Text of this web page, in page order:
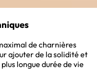
de charnières
ajouter de la solidité et
longue durée de vie